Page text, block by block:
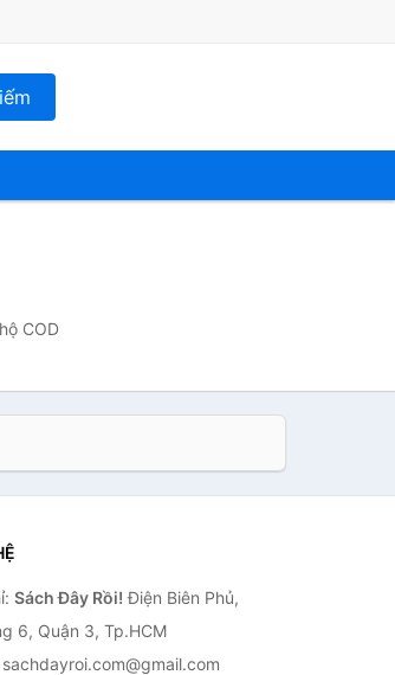
COD
Sách Đây Rồi! Điện Biên Phủ,
6, Quận 3, Tp.HCM
sachdayroi.com@gmail.com